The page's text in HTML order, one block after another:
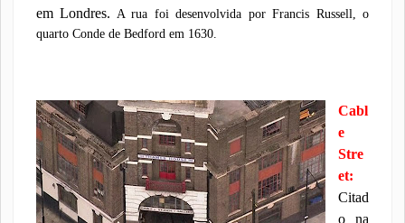
em Londres. A rua foi desenvolvida por Francis Russell, o
quarto Conde de Bedford em 1630.
Cabl
e
Stre
et:
Citad
o na